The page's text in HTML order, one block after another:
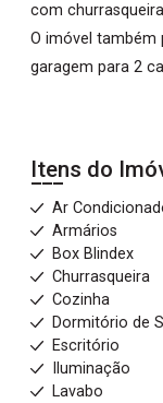
com
O imóvel também
garagem para 2
Itens do
Ar
Armários
Box Blindex
Churrasqueira
Cozinha
Dormitório de
Escritório
Iluminação
Lavabo